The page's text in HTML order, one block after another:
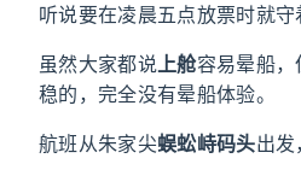
听说要在凌晨五点放票时就守
虽然大家都说上舱容易晕船
稳的，完全没有晕船体验。
航班从朱家尖蜈蚣峙码头出发